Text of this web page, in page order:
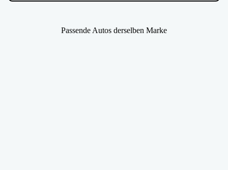
Passende Autos derselben Marke